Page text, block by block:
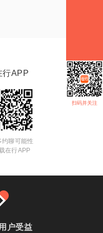
扫码并关注
行APP
约聊可能性
在行APP
户受益